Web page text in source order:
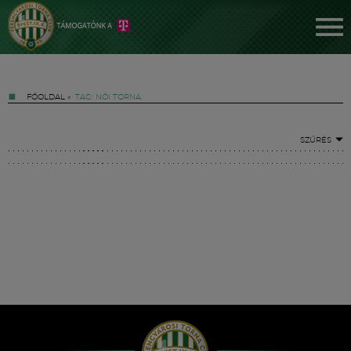
FŐOLDAL » TAG: NŐI TORNA
SZŰRÉS
Hírek